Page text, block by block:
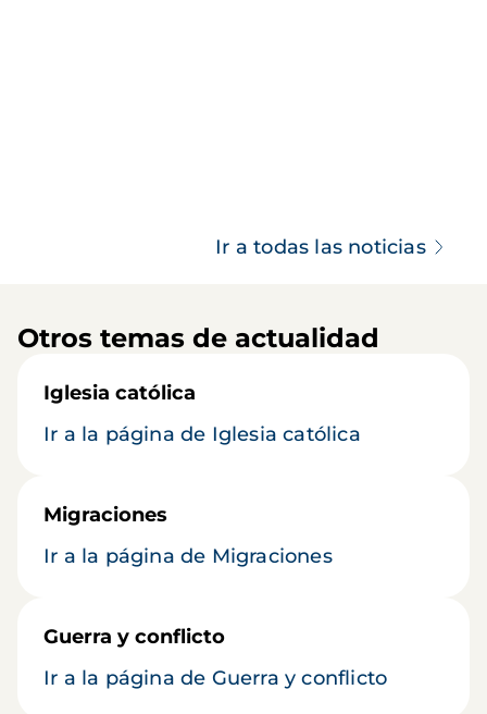
Ir a todas las noticias
Otros temas de actualidad
Iglesia católica
Ir a la página de Iglesia católica
Migraciones
Ir a la página de Migraciones
Guerra y conflicto
Ir a la página de Guerra y conflicto